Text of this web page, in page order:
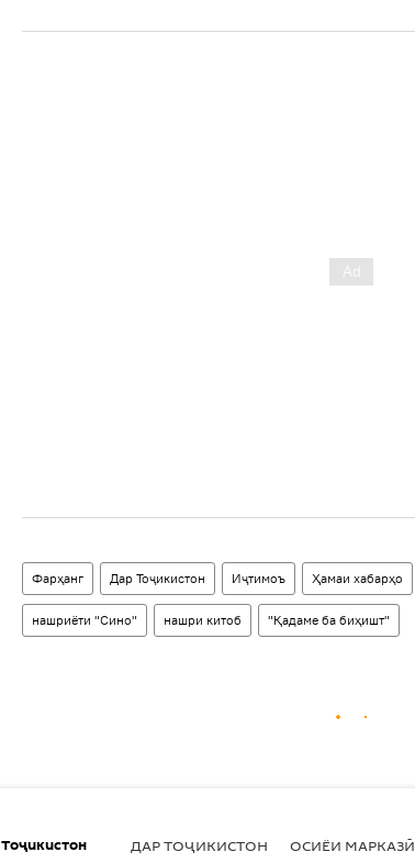
Фарҳанг Дар Тоҷикистон Иҷтимоъ Ҳамаи хабарҳо
нашриёти "Сино" нашри китоб "Қадаме ба биҳишт"
Тоҷикистон ДАР ТОҶИКИСТОН ОСИЁИ МАРКАЗӢ